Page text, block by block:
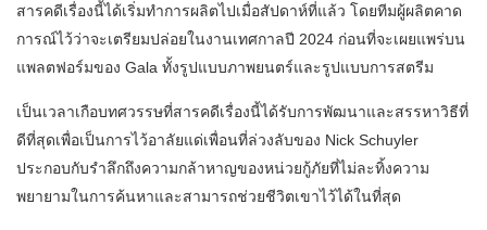
สารคดีเรื่องนี้ได้เริ่มทำการผลิตไปเมื่อสัปดาห์ที่แล้ว โดยทีมผู้ผลิตคาด
การณ์ไว้ว่าจะเตรียมปล่อยในงานเทศกาลปี 2024 ก่อนที่จะเผยแพร่บน
แพลตฟอร์มของ Gala ทั้งรูปแบบภาพยนตร์และรูปแบบการสตรีม
เป็นเวลาเกือบทศวรรษที่สารคดีเรื่องนี้ได้รับการพัฒนาและสรรหาวิธีที่
ดีที่สุดเพื่อเป็นการไว้อาลัยแด่เพื่อนที่ล่วงลับของ Nick Schuyler
ประกอบกับรำลึกถึงความกล้าหาญของหน่วยกู้ภัยที่ไม่ละทิ้งความ
พยายามในการค้นหาและสามารถช่วยชีวิตเขาไว้ได้ในที่สุด